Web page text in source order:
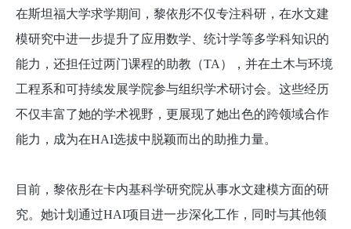
在斯坦福大学求学期间，黎依彤不仅专注科研，在水文建
模研究中进一步提升了应用数学、统计学等多学科知识的
能力，还担任过两门课程的助教（TA），并在土木与环境
工程系和可持续发展学院参与组织学术研讨会。这些经历
不仅丰富了她的学术视野，更展现了她出色的跨领域合作
能力，成为在HAI选拔中脱颖而出的助推力量。
目前，黎依彤在卡内基科学研究院从事水文建模方面的研
究。她计划通过HAI项目进一步深化工作，同时与其他领